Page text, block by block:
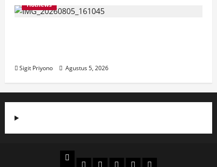
Hotnews
Sigit Priyono Agustus 5, 2026
Beranda
PolitikOtomotifEkonomiSosialtentang